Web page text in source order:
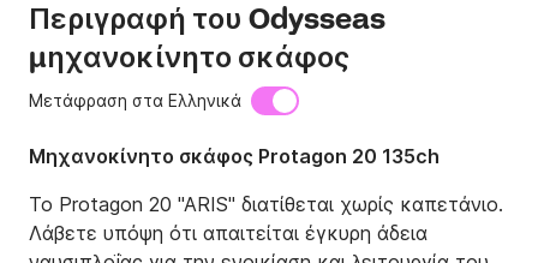
Περιγραφή του Odysseas
μηχανοκίνητο σκάφος
Μετάφραση στα Ελληνικά
Μηχανοκίνητο σκάφος Protagon 20 135ch
Το Protagon 20 "ARIS" διατίθεται χωρίς καπετάνιο.
Λάβετε υπόψη ότι απαιτείται έγκυρη άδεια